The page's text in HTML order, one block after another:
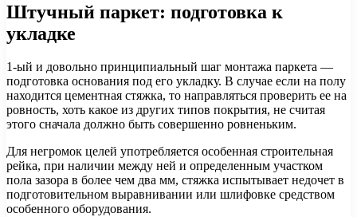
Штучный паркет: подготовка к
укладке
1-ый и довольно принципиальный шаг монтажа паркета —
подготовка основания под его укладку. В случае если на полу
находится цементная стяжка, то направляться проверить ее на
ровность, хоть какое из других типов покрытия, не считая
этого сначала должно быть совершенно ровненьким.
Для негромок целей употребляется особенная строительная
рейка, при наличии между ней и определенным участком
пола зазора в более чем два мм, стяжка испытывает недочет в
подготовительном выравнивании или шлифовке средством
особенного оборудования.